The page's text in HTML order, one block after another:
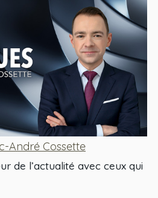
André Cossette
de l’actualité avec ceux qui